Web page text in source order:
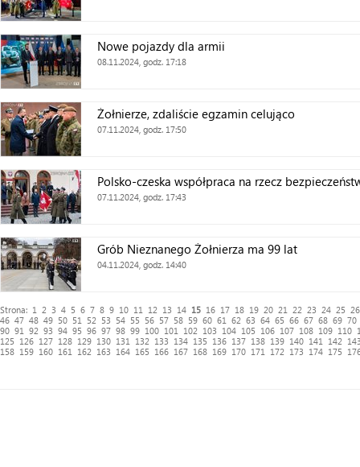
Nowe pojazdy dla armii
08.11.2024, godz. 17:18
Żołnierze, zdaliście egzamin celująco
07.11.2024, godz. 17:50
Polsko-czeska współpraca na rzecz
07.11.2024, godz. 17:43
Grób Nieznanego Żołnierza ma 99 lat
04.11.2024, godz. 14:40
Strona: 1 2 3 4 5 6 7 8 9 10 11 12 13 14 15 16 17 18 19 20 21 22 23 24 25
26
46 47 48 49 50 51 52 53 54 55 56 57 58 59 60 61 62 63 64 65 66 67 68 69 70
90 91 92 93 94 95 96 97 98 99 100 101 102 103 104 105 106 107 108 109 110
125
126 127 128 129 130 131 132 133 134 135 136 137 138 139 140 141 142
158 159 160 161 162 163 164 165 166 167 168 169 170 171 172 173 174 175